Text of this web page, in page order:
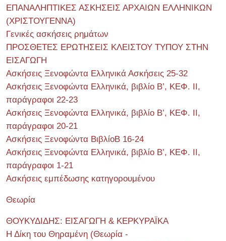
ΕΠΑΝΑΛΗΠΤΙΚΕΣ ΑΣΚΗΣΕΙΣ ΑΡΧΑΙΩΝ ΕΛΛΗΝΙΚΩΝ
(ΧΡΙΣΤΟΥΓΕΝΝΑ)
Γενικές ασκήσεις ρημάτων
ΠΡΟΣΘΕΤΕΣ ΕΡΩΤΗΣΕΙΣ ΚΛΕΙΣΤΟΥ ΤΥΠΟΥ ΣΤΗΝ
ΕΙΣΑΓΩΓΗ
Ασκήσεις Ξενοφώντα Ελληνικά Ασκήσεις 25-32
Ασκήσεις Ξενοφώντα Ελληνικά, βιβλίο Β’, ΚΕΦ. II,
παράγραφοι 22-23
Ασκήσεις Ξενοφώντα Ελληνικά, βιβλίο Β’, ΚΕΦ. II,
παράγραφοι 20-21
Ασκήσεις Ξενοφώντα ΒιβλίοΒ 16-24
Ασκήσεις Ξενοφώντα Ελληνικά, βιβλίο Β’, ΚΕΦ. II,
παράγραφοι 1-21
Ασκήσεις εμπέδωσης κατηγορουμένου
Θεωρία
ΘΟΥΚΥΔΙΔΗΣ: ΕΙΣΑΓΩΓΗ & ΚΕΡΚΥΡΑΪΚΑ
Η Δίκη του Θηραμένη (Θεωρία -